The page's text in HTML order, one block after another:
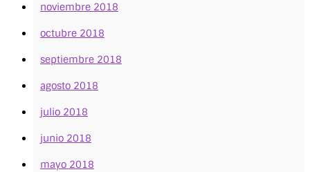
noviembre 2018
octubre 2018
septiembre 2018
agosto 2018
julio 2018
junio 2018
mayo 2018